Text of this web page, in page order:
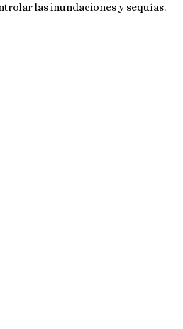
las inundaciones y sequías.